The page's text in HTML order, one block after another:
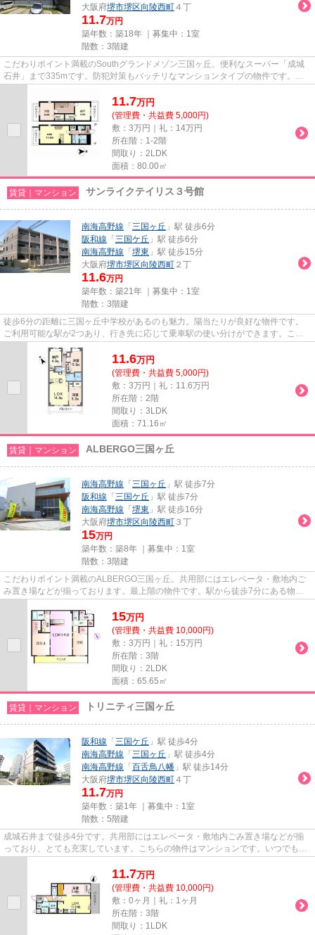
大阪府堺市堺区向陵西町 ４丁
11.7万円
築年数：築18年 ｜募集中： 1室
階数：3階建
こだわりポイント満載のSouthグランドメゾン三国ヶ丘。便利なスーパー「成城
石井」まで335mです。防犯対策もバッチリなマンションタイプの物件です。駅
11.7万円
(管理費・共益費 5,000円)
敷：3万円｜礼：14万円
所在階：1-2階
間取り：2LDK
面積：80.00㎡
賃貸｜マンション サンライクテイリス３号館
南海高野線 「 三国ヶ丘 」駅 徒歩6分
阪和線 「 三国ケ丘 」駅 徒歩6分
南海高野線 「 堺東 」駅 徒歩15分
大阪府堺市堺区向陵西町 ２丁
11.6万円
築年数：築21年 ｜募集中： 1室
階数：3階建
徒歩6分の距離に三国ヶ丘中学校があるのも魅力。陽当たりが良好な物件です。
ご利用可能な駅が2つあり、行き先に応じて乗車駅の使い分けができます。こち
らの物件はマンションです。堺...
11.6万円
(管理費・共益費 5,000円)
敷：3万円｜礼：11.6万円
所在階：2階
間取り：3LDK
面積：71.16㎡
賃貸｜マンション ALBERGO三国ヶ丘
南海高野線 「 三国ヶ丘 」駅 徒歩7分
阪和線 「 三国ケ丘 」駅 徒歩7分
南海高野線 「 堺東 」駅 徒歩16分
大阪府堺市堺区向陵西町 ３丁
15万円
築年数：築8年 ｜募集中： 1室
階数：3階建
こだわりポイント満載のALBERGO三国ヶ丘。共用部にはエレベータ・敷地内ご
み置き場などが揃っております。最上階の物件です。駅から徒歩7分にある物件
15万円
(管理費・共益費 10,000円)
敷：3万円｜礼：15万円
所在階：3階
間取り：2LDK
面積：65.65㎡
賃貸｜マンション トリニティ三国ヶ丘
阪和線 「 三国ケ丘 」駅 徒歩4分
南海高野線 「 三国ヶ丘 」駅 徒歩4分
南海高野線 「 百舌鳥八幡 」駅 徒歩14分
大阪府堺市堺区向陵西町 ４丁
11.7万円
築年数：築1年 ｜募集中： 1室
階数：5階建
成城石井まで徒歩4分です。共用部にはエレベータ・敷地内ごみ置き場などが揃
っており、とても充実しています。こちらの物件はマンションです。いつでも快
11.7万円
(管理費・共益費 10,000円)
敷：0ヶ月｜礼：1ヶ月
所在階：3階
間取り：1LDK